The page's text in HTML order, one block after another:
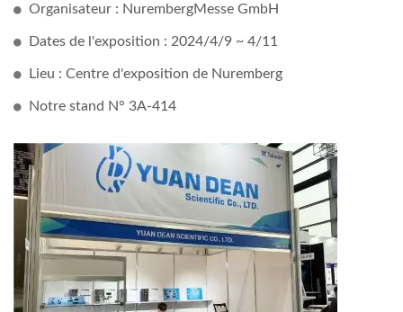
Organisateur : NurembergMesse GmbH
Dates de l'exposition : 2024/4/9 ~ 4/11
Lieu : Centre d'exposition de Nuremberg
Notre stand N° 3A-414